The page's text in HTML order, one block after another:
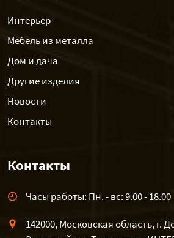
Интерьер
Мебель из металла
Дом и дача
Другие изделия
Новости
Контакты
Контакты
Часы работы: Пн. - вс: 9.00 - 18.00
142000, Московская область, г.